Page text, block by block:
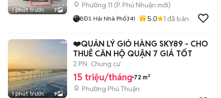
1 phút trước 7
Phường 11 (P. Phú Nhuận mới)
BĐS Hải Nhà Phố341 5.0 1 đã bán
1 phút trước 9
❤️QUẢN LÝ GIỎ HÀNG SKY89 - CHO
THUÊ CĂN HỘ QUẬN 7 GIÁ TỐT
2 PN Chung cư
15 triệu/tháng 72 m²
Phường Phú Thuận